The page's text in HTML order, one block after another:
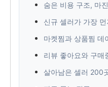
숨은 비용 구조, 마
신규 셀러가 가장
마켓찜과 상품찜 데
리뷰 좋아요와 구매
살아남은 셀러 200